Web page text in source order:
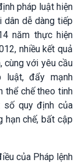
pháp luật hiện
dân dễ dàng tiếp
năm thực hiện
nhiều kết quả
cùng với yêu cầu
luật, đẩy mạnh
thể chế theo tinh
số quy định của
hạn chế, bất cập
của Pháp lệnh